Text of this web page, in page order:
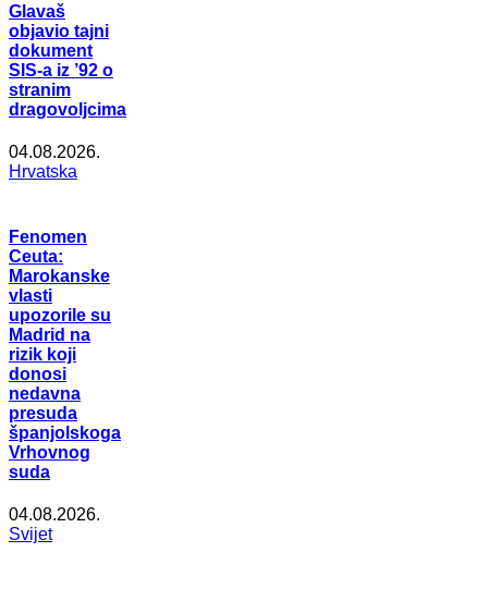
Glavaš
objavio tajni
dokument
SIS-a iz ’92 o
stranim
dragovoljcima
04.08.2026.
Hrvatska
Fenomen
Ceuta:
Marokanske
vlasti
upozorile su
Madrid na
rizik koji
donosi
nedavna
presuda
španjolskoga
Vrhovnog
suda
04.08.2026.
Svijet